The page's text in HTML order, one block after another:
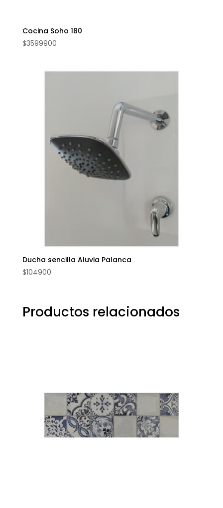
Cocina Soho 180
$3599900
Ducha sencilla Aluvia Palanca
$104900
Productos relacionados